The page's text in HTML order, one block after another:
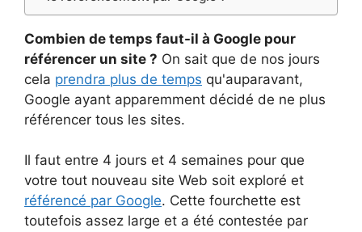
Combien de temps faut-il à Google pour
référencer un site ? On sait que de nos jours
cela prendra plus de temps qu'auparavant,
Google ayant apparemment décidé de ne plus
référencer tous les sites.
Il faut entre 4 jours et 4 semaines pour que
votre tout nouveau site Web soit exploré et
référencé par Google. Cette fourchette est
toutefois assez large et a été contestée par